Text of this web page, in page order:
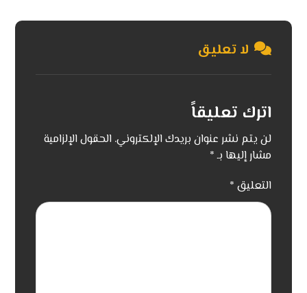
لا تعليق
اترك تعليقاً
لن يتم نشر عنوان بريدك الإلكتروني. الحقول الإلزامية
مشار إليها بـ*
التعليق *